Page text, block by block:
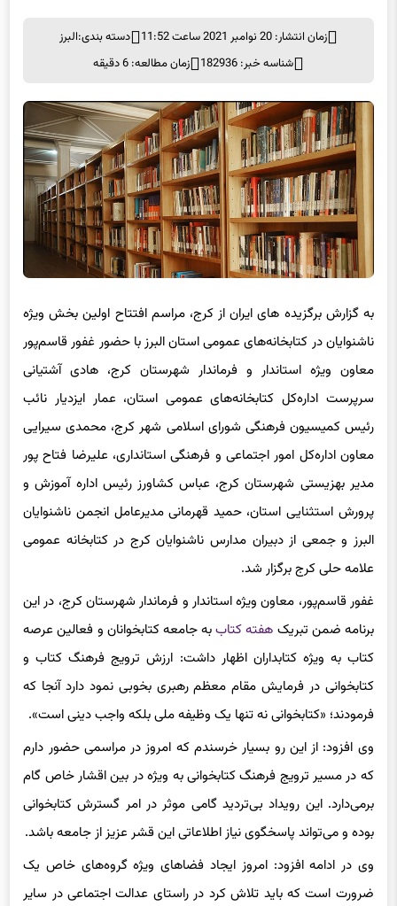
شناسه خبر: 182936
زمان مطالعه: 6 دقیقه
ناشنوایان در کتابخانه‌های عمومی استان البرز با حضور غفور قاسم‌پور
معاون ویژه استاندار و فرماندار شهرستان کرج، هادی آشتیانی
سرپرست اداره‌کل کتابخانه‌های عمومی استان، عمار ایزدیار نائب
رئیس کمیسیون فرهنگی شورای اسلامی شهر کرج، محمدی سیرایی
معاون اداره‌کل امور اجتماعی و فرهنگی استانداری، علیرضا فتاح پور
مدیر بهزیستی شهرستان کرج، عباس کشاورز رئیس اداره آموزش و
پرورش استثنایی استان، حمید قهرمانی مدیرعامل انجمن ناشنوایان
البرز و جمعی از دبیران مدارس ناشنوایان کرج در کتابخانه عمومی
علامه حلی کرج برگزار شد.
غفور قاسم‌پور، معاون ویژه استاندار و فرماندار شهرستان کرج، در این
برنامه ضمن تبریکهفته کتاببه جامعه کتابخوانان و فعالین عرصه
کتاب به ویژه کتابداران اظهار داشت: ارزش ترویج فرهنگ کتاب و
کتابخوانی در فرمایش مقام معظم رهبری بخوبی نمود دارد آنجا که
فرمودند؛ «کتابخوانی نه تنها یک وظیفه ملی بلکه واجب دینی است».
وی افزود: از این رو بسیار خرسندم که امروز در مراسمی حضور دارم
که در مسیر ترویج فرهنگ کتابخوانی به ویژه در بین اقشار خاص گام
برمی‌دارد. این رویداد بی‌تردید گامی موثر در امر گسترش کتابخوانی
بوده و می‌تواند پاسخگوی نیاز اطلاعاتی این قشر عزیز از جامعه باشد.
وی در ادامه افزود: امروز ایجاد فضاهای ویژه گروه‌های خاص یک
ضرورت است که باید تلاش کرد در راستای عدالت اجتماعی در سایر
کتابخانه‌ها نیز برای این گروه‌های کتابخوان راه‌اندازی شود.